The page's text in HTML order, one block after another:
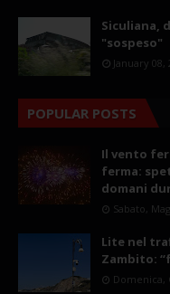
Siculiana,
"sospeso"
January 08,
POPULAR POSTS
Il vento
ferma:
domani
Sabato,
Lite nel
Zambito:
Domenica,